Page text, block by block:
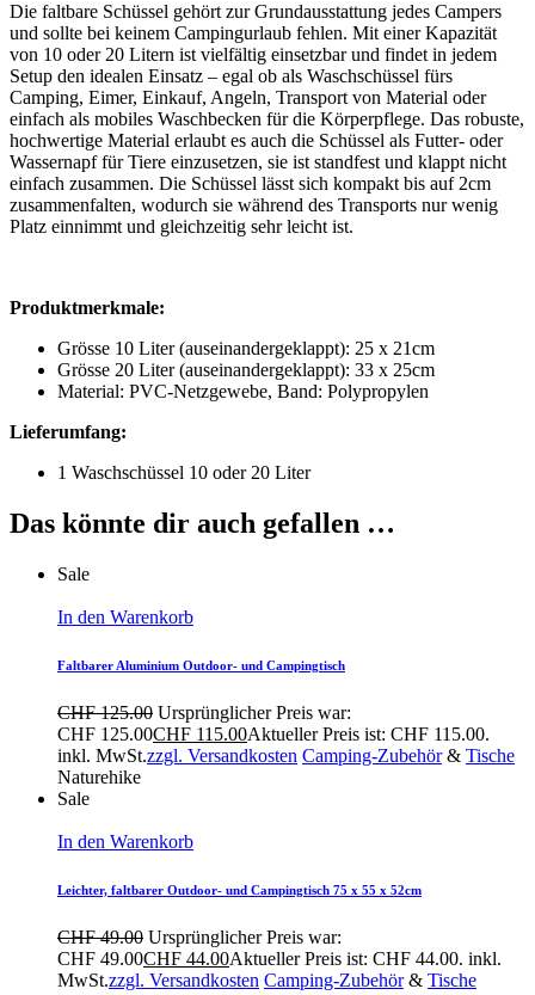
Die faltbare Schüssel gehört zur Grundausstattung jedes Campers
und sollte bei keinem Campingurlaub fehlen. Mit einer Kapazität
von 10 oder 20 Litern ist vielfältig einsetzbar und findet in jedem
Setup den idealen Einsatz – egal ob als Waschschüssel fürs
Camping, Eimer, Einkauf, Angeln, Transport von Material oder
einfach als mobiles Waschbecken für die Körperpflege. Das robuste,
hochwertige Material erlaubt es auch die Schüssel als Futter- oder
Wassernapf für Tiere einzusetzen, sie ist standfest und klappt nicht
einfach zusammen. Die Schüssel lässt sich kompakt bis auf 2cm
zusammenfalten, wodurch sie während des Transports nur wenig
Platz einnimmt und gleichzeitig sehr leicht ist.
Produktmerkmale:
Grösse 10 Liter (auseinandergeklappt): 25 x 21cm
Grösse 20 Liter (auseinandergeklappt): 33 x 25cm
Material: PVC-Netzgewebe, Band: Polypropylen
Lieferumfang:
1 Waschschüssel 10 oder 20 Liter
Das könnte dir auch gefallen …
Sale
In den Warenkorb
Faltbarer Aluminium Outdoor- und Campingtisch
CHF125.00 Ursprünglicher Preis war:
CHF 125.00CHF 115.00Aktueller Preis ist: CHF 115.00.
inkl. MwSt.zzgl. Versandkosten Camping-Zubehör& Tische
Naturehike
Sale
In den Warenkorb
Leichter, faltbarer Outdoor- und Campingtisch 75 x 55 x 52cm
CHF49.00 Ursprünglicher Preis war:
CHF 49.00CHF 44.00Aktueller Preis ist: CHF 44.00. inkl.
MwSt.zzgl. Versandkosten Camping-Zubehör& Tische